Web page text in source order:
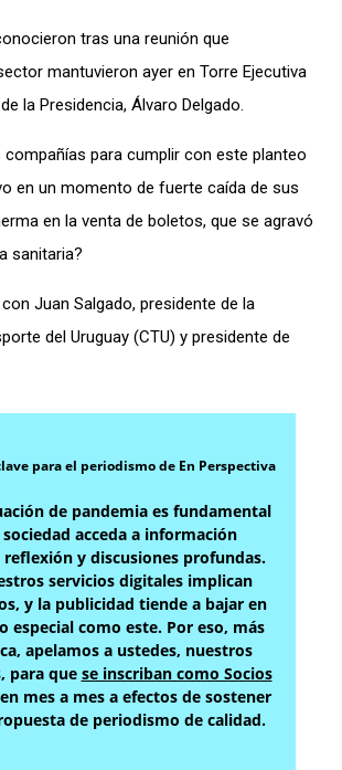
tras una reunión que
mantuvieron ayer en Torre Ejecutiva
la Presidencia, Álvaro Delgado.
compañías para cumplir con este planteo
en un momento de fuerte caída de sus
en la venta de boletos, que se agravó
sanitaria?
Juan Salgado, presidente de la
del Uruguay (CTU) y presidente de
para el periodismo de En Perspectiva
de pandemia es fundamental
acceda a información
y discusiones profundas.
servicios digitales implican
y la publicidad tiende a bajar en
especial como este. Por eso, más
apelamos a ustedes, nuestros
para que se inscriban como Socios
mes a mes a efectos de sostener
de periodismo de calidad.